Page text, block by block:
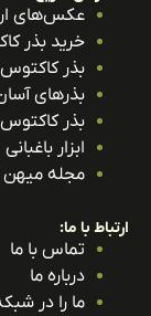
عکس‌های
خرید بذر
بذر
بذرهای آسان
بذر
ابزار باغبانی
مجله میهن
با ما:
تماس با ما
درباره ما
ما را در